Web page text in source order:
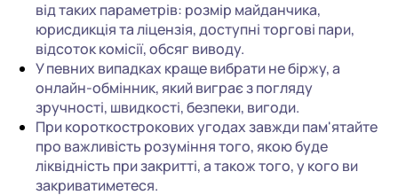
від таких параметрів: розмір майданчика,
юрисдикція та ліцензія, доступні торгові пари,
відсоток комісії, обсяг виводу.
У певних випадках краще вибрати не біржу, а
онлайн-обмінник, який виграє з погляду
зручності, швидкості, безпеки, вигоди.
При короткострокових угодах завжди пам'ятайте
про важливість розуміння того, якою буде
ліквідність при закритті, а також того, у кого ви
закриватиметеся.